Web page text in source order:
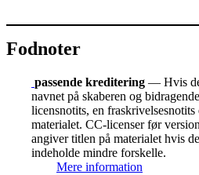
Fodnoter
passende kreditering — Hvis
navnet på skaberen og
licensnotits, en
materialet. CC-licenser før
angiver titlen på materialet hvis
indeholde mindre forskelle.
Mere information